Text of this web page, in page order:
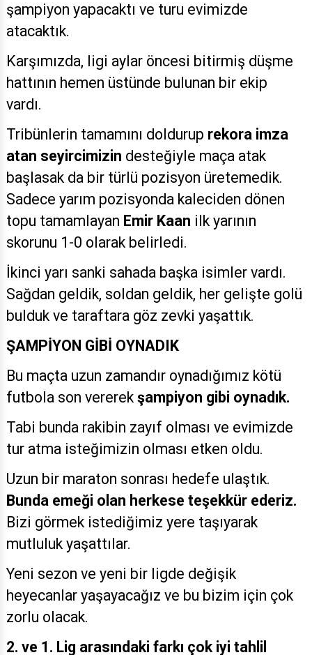
şampiyon yapacaktı ve turu evimizde
atacaktık.
Karşımızda, ligi aylar öncesi bitirmiş düşme
hattının hemen üstünde bulunan bir ekip
vardı.
Tribünlerin tamamını doldurup rekora imza
atan seyircimizin desteğiyle maça atak
başlasak da bir türlü pozisyon üretemedik.
Sadece yarım pozisyonda kaleciden dönen
topu tamamlayan Emir Kaan ilk yarının
skorunu 1-0 olarak belirledi.
İkinci yarı sanki sahada başka isimler vardı.
Sağdan geldik, soldan geldik, her gelişte golü
bulduk ve taraftara göz zevki yaşattık.
ŞAMPİYON GİBİ OYNADIK
Bu maçta uzun zamandır oynadığımız kötü
futbola son vererek şampiyon gibi oynadık.
Tabi bunda rakibin zayıf olması ve evimizde
tur atma isteğimizin olması etken oldu.
Uzun bir maraton sonrası hedefe ulaştık.
Bunda emeği olan herkese teşekkür ederiz.
Bizi görmek istediğimiz yere taşıyarak
mutluluk yaşattılar.
Yeni sezon ve yeni bir ligde değişik
heyecanlar yaşayacağız ve bu bizim için çok
zorlu olacak.
2. ve 1. Lig arasındaki farkı çok iyi tahlil